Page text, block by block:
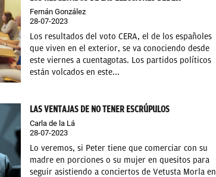
Fernán González
28-07-2023
Los resultados del voto CERA, el de los españoles
que viven en el exterior, se va conociendo desde
este viernes a cuentagotas. Los partidos políticos
están volcados en este...
LAS VENTAJAS DE NO TENER ESCRÚPULOS
Carla de la Lá
28-07-2023
Lo veremos, si Peter tiene que comerciar con su
madre en porciones o su mujer en quesitos para
seguir asistiendo a conciertos de Vetusta Morla en